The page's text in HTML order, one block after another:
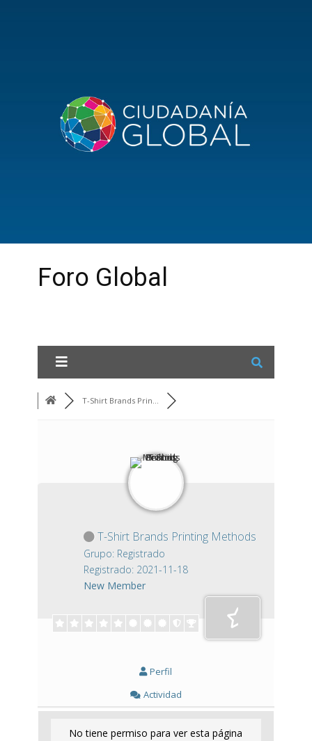
Foro Global
T-Shirt Brands Prin...
T-Shirt Brands Printing Methods
Grupo: Registrado
Registrado: 2021-11-18
New Member
Perfil
Actividad
No tiene permiso para ver esta página